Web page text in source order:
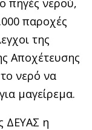
παροχές
της
Αποχέτευσης
νερό να
μαγείρεμα.
ΔΕΥΑΣ η